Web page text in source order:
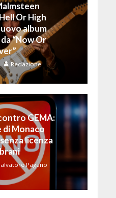
Or High
album
“Now Or
Redazione
GEMA:
di Monaco
licenza
Pagano